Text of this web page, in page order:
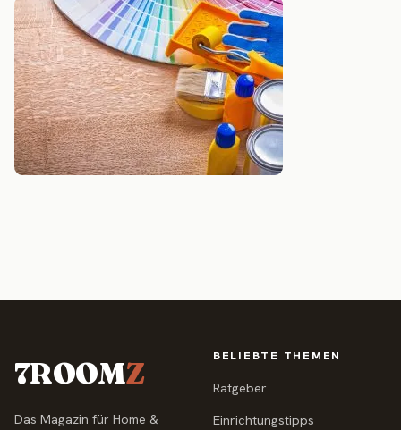
7ROOMZ
Das Magazin für Home &
BELIEBTE THEMEN
Ratgeber
Einrichtungstipps